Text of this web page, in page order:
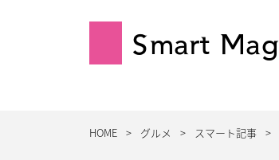
Smart
HOME グルメ スマート記事